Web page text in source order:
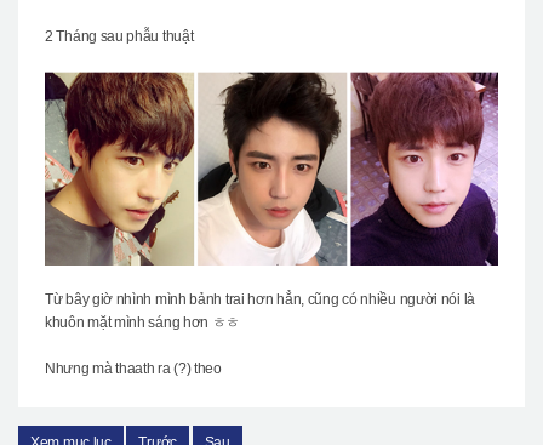
2 Tháng sau phẫu thuật
Từ bây giờ nhình mình bảnh trai hơn hẳn, cũng có nhiều người nói là
khuôn mặt mình sáng hơn ㅎㅎ
Nhưng mà thaath ra (?) theo